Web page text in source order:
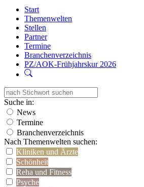
Start
Themenwelten
Stellen
Partner
Termine
Branchenverzeichnis
PZ/AOK-Frühjahrskur 2026
Suche in:
News
Termine
Branchenverzeichnis
Nach Themenwelten suchen:
Kliniken und Ärzte
Schönheit
Reha und Fitness
Psyche